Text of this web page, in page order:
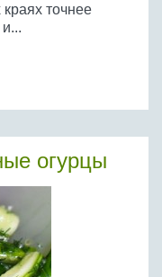
точнее
огурцы